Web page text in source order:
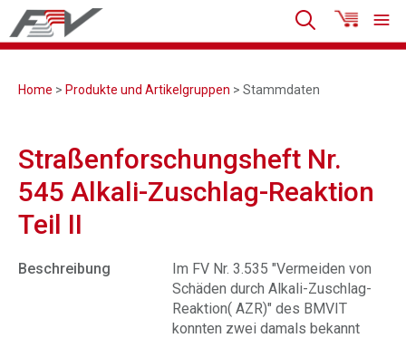
Home > Produkte und Artikelgruppen > Stammdaten
Straßenforschungsheft Nr.
545 Alkali-Zuschlag-Reaktion
Teil II
Beschreibung
Im FV Nr. 3.535 "Vermeiden von
Schäden durch Alkali-Zuschlag-
Reaktion( AZR)" des BMVIT
konnten zwei damals bekannt